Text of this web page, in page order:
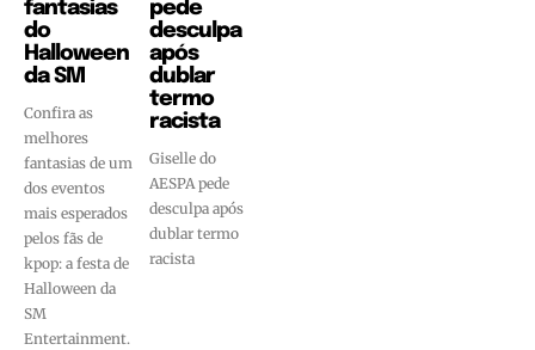
fantasias
do
Halloween
da SM
Confira as
melhores
fantasias de um
dos eventos
mais esperados
pelos fãs de
kpop: a festa de
Halloween da
SM
Entertainment.
pede
desculpa
após
dublar
termo
racista
Giselle do
AESPA pede
desculpa após
dublar termo
racista